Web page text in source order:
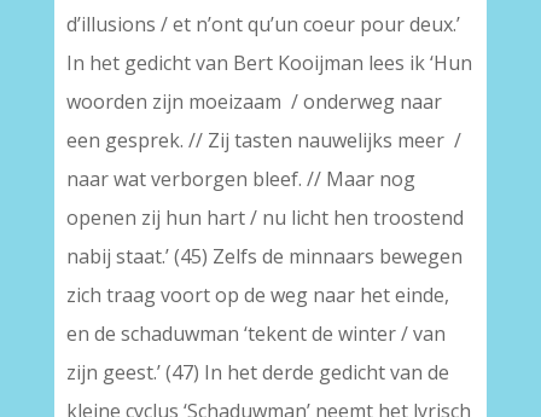
d’illusions / et n’ont qu’un coeur pour deux.’
In het gedicht van Bert Kooijman lees ik ‘Hun
woorden zijn moeizaam / onderweg naar
een gesprek. // Zij tasten nauwelijks meer /
naar wat verborgen bleef. // Maar nog
openen zij hun hart / nu licht hen troostend
nabij staat.’ (45) Zelfs de minnaars bewegen
zich traag voort op de weg naar het einde,
en de schaduwman ‘tekent de winter / van
zijn geest.’ (47) In het derde gedicht van de
kleine cyclus ‘Schaduwman’ neemt het lyrisch